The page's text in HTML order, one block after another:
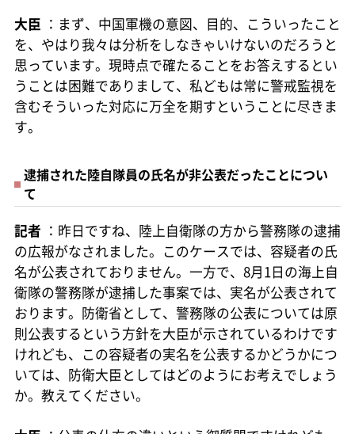
大臣 ：まず、中国軍機の意図、目的、こういったこと
を、やはり我々は分析をしなきゃいけないのだろうと
思っています。現時点で確たることをお答えするとい
うことは困難でありまして、私どもは常に警戒監視を
含むそういった対応に万全を期すということに尽きま
す。
逮捕された陸自隊員の氏名が非公表だったことについ
て
記者 ：昨日ですね、陸上自衛隊の方から警務隊の逮捕
の広報がなされました。このケースでは、容疑者の氏
名が公表されておりません。一方で、8月1日の海上自
衛隊の警務隊が逮捕した事案では、実名が公表されて
おります。防衛省として、警務隊の公表については原
則公表するという方針を大臣が示されているわけです
けれども、この容疑者の実名を公表するかどうかにつ
いては、防衛大臣としてはどのようにお考えでしょう
か。教えてください。